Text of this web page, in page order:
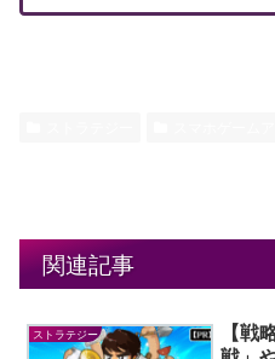
関連記事
ストラテジー
【戦